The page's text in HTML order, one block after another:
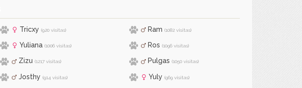
Tricxy (920 visitas) Ram (1082 visitas)
Yuliana (1006 visitas) Ros (1096 visitas)
Zizu (1217 visitas) Pulgas (1050 visitas)
Josthy (914 visitas) Yuly (969 visitas)